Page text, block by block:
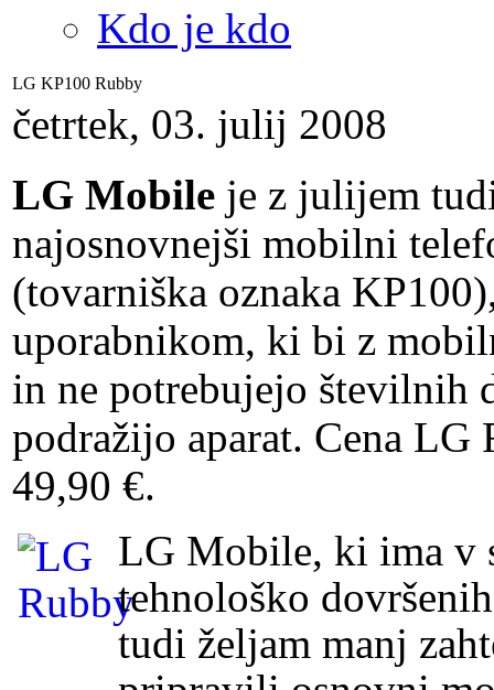
Kdo je kdo
LG KP100 Rubby
četrtek, 03. julij 2008
LG Mobile je z julijem
najosnovnejši mobilni
(tovarniška oznaka
uporabnikom, ki bi z
in ne potrebujejo številnih
podražijo aparat. Cena
49,90 €.
LG Mobile, ki ima v
tehnološko
tudi željam manj